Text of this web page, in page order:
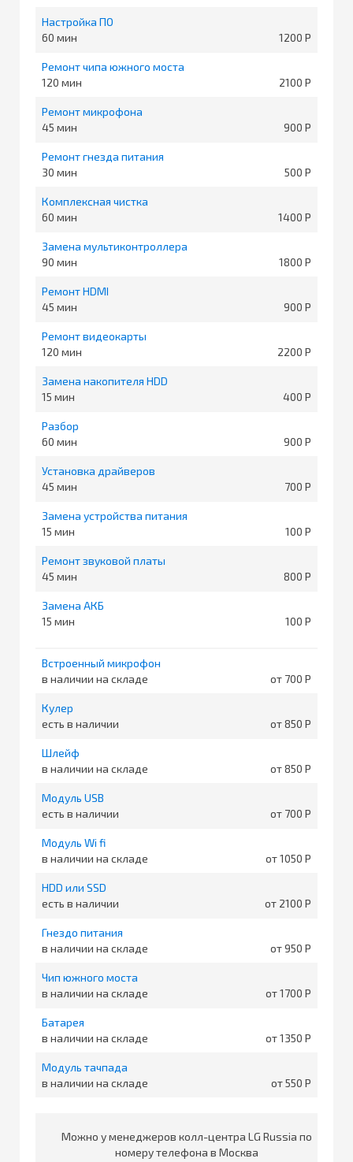
Настройка ПО
60
1200
Ремонт чипа южного моста
120
2100
Ремонт микрофона
45
900
Ремонт гнезда питания
30
500
Комплексная чистка
60
1400
Замена мультиконтроллера
90
1800
Ремонт HDMI
45
900
Ремонт видеокарты
120
2200
Замена накопителя HDD
15
400
Разбор
60
900
Установка драйверов
45
700
Замена устройства питания
15
100
Ремонт звуковой платы
45
800
Замена АКБ
15
100
Встроенный микрофон
в наличии на складе
от 700
Кулер
есть в наличии
от 850
Шлейф
в наличии на складе
от 850
Модуль USB
есть в наличии
от 700
Модуль Wi fi
в наличии на складе
от 1050
HDD или SSD
есть в наличии
от 2100
Гнездо питания
в наличии на складе
от 950
Чип южного моста
в наличии на складе
от 1700
Батарея
в наличии на складе
от 1350
Модуль тачпада
в наличии на складе
от 550
Можно у менеджеров колл-центра LG Russia по
номеру телефона в Москва